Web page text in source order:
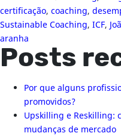
certificação, coaching,
Sustainable Coaching, ICF,
aranha
Posts
Por que alguns
promovidos?
Upskilling e Reskilling:
mudanças de mercado